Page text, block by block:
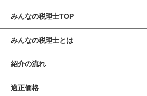
みんなの税理士TOP
みんなの税理士とは
紹介の流れ
適正価格